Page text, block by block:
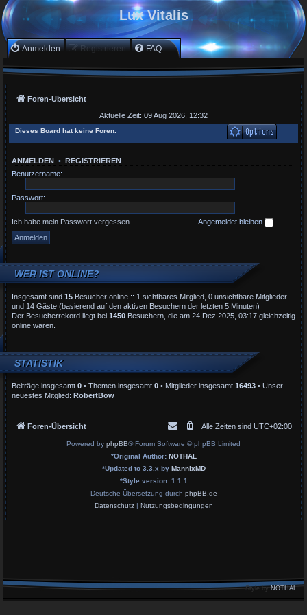
Lux Vitalis
Anmelden Registrieren FAQ
Foren-Übersicht
Aktuelle Zeit: 09 Aug 2026, 12:32
Dieses Board hat keine Foren.
ANMELDEN • REGISTRIEREN
Benutzername:
Passwort:
Ich habe mein Passwort vergessen Angemeldet bleiben
WER IST ONLINE?
Insgesamt sind 15 Besucher online :: 1 sichtbares Mitglied, 0 unsichtbare Mitglieder
und 14 Gäste (basierend auf den aktiven Besuchern der letzten 5 Minuten)
Der Besucherrekord liegt bei 1450 Besuchern, die am 24 Dez 2025, 03:17 gleichzeitig
online waren.
STATISTIK
Beiträge insgesamt 0 • Themen insgesamt 0 • Mitglieder insgesamt 16493 • Unser
neuestes Mitglied: RobertBow
Foren-Übersicht Alle Zeiten sind UTC+02:00
Powered by phpBB® Forum Software © phpBB Limited
*Original Author: NOTHAL
*Updated to 3.3.x by MannixMD
*Style version: 1.1.1
Deutsche Übersetzung durch phpBB.de
Datenschutz| Nutzungsbedingungen
Style byNOTHAL